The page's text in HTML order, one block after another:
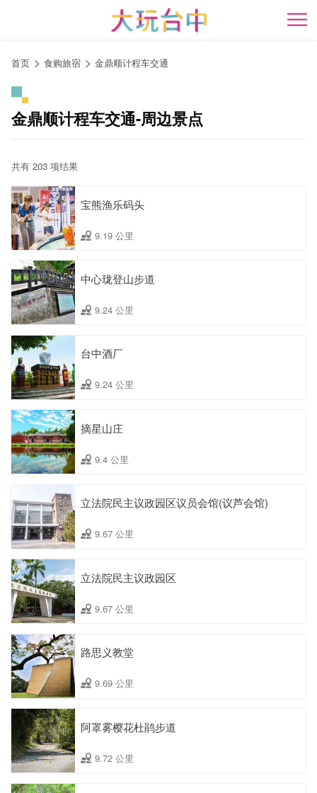
开
首页 食购旅宿 金鼎顺计程车交通
金鼎顺计程车交通-周边景点
共有 203 项结果
宝熊渔乐码头
9.19 公里
中心珑登山步道
9.24 公里
台中酒厂
9.24 公里
摘星山庄
9.4 公里
立法院民主议政园区议员会馆(议芦会馆)
9.67 公里
立法院民主议政园区
9.67 公里
路思义教堂
9.69 公里
阿罩雾樱花杜鹃步道
9.72 公里